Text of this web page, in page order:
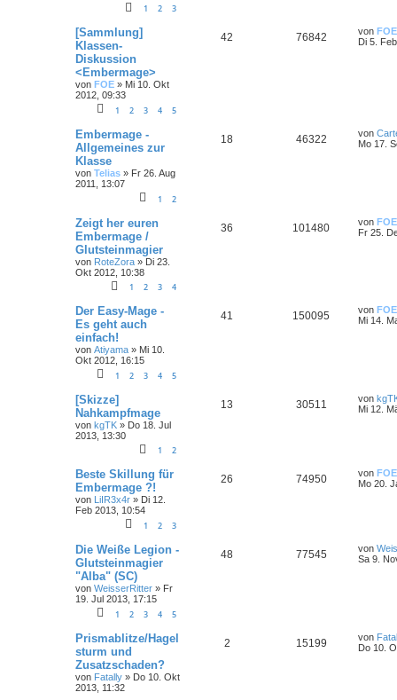
1 2 3
[Sammlung]
Klassen-
Diskussion
<Embermage>
von FOE » Mi 10. Okt
2012, 09:33
1 2 3 4 5
42 76842 von FOE
Di 5.
Embermage -
Allgemeines zur
Klasse
von Telias » Fr 26. Aug
2011, 13:07
1 2
18 46322 von
Mo 17.
Zeigt her euren
Embermage /
Glutsteinmagier
von RoteZora » Di 23.
Okt 2012, 10:38
1 2 3 4
36 101480 von FOE
Fr 25.
Der Easy-Mage -
Es geht auch
einfach!
von Atiyama » Mi 10.
Okt 2012, 16:15
1 2 3 4 5
41 150095 von FOE
Mi 14.
[Skizze]
Nahkampfmage
von kgTK » Do 18. Jul
2013, 13:30
1 2
13 30511 von
Mi 12.
Beste Skillung für
Embermage ?!
von LiIR3x4r » Di 12.
Feb 2013, 10:54
1 2 3
26 74950 von FOE
Mo 20.
Die Weiße Legion -
Glutsteinmagier
"Alba" (SC)
von WeisserRitter » Fr
19. Jul 2013, 17:15
1 2 3 4 5
48 77545 von
Sa 9.
Prismablitze/Hagel
sturm und
Zusatzschaden?
von Fatally » Do 10. Okt
2013, 11:32
2 15199 von
Do 10.